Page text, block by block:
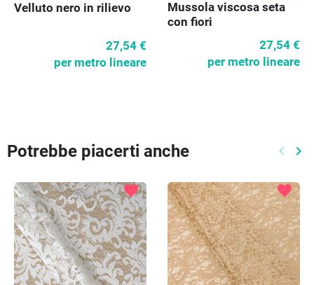
Velluto nero in rilievo
27,54 €
per metro lineare
Mussola viscosa seta
con fiori
27,54 €
per metro lineare
Potrebbe piacerti anche keyboard_arrow_left keyboard_arrow_right
favorite favorite